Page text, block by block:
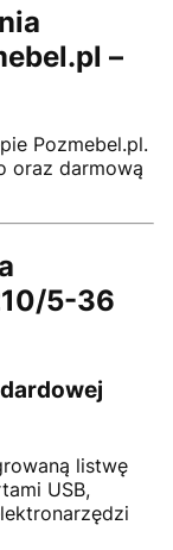
–
Pozmebel.pl.
oraz darmową
5-36
listwę
USB,